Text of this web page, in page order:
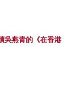
吳燕青的《在香港